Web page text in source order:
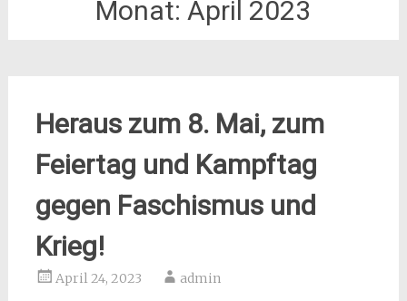
Monat:April 2023
Heraus zum 8. Mai, zum
Feiertag und Kampftag
gegen Faschismus und
Krieg!
April 24, 2023 admin